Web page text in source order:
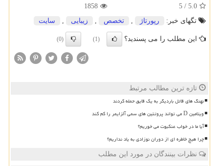
5.0
/
5
1858
تگهای خبر:
رپورتاژ تخصص زیبایی سایت
این مطلب را می پسندید؟ (1)
(0)
تازه ترین مطالب مرتبط
نهنگ های قاتل باردیگر به یک قایق حمله کردند
ویتامین D می تواند پروتئین های سمی آلزایمر را کم کند
آیا ما در خواب عنکبوت می خوریم؟
چرا هیچ خاطره ای از دوران نوزادی به یاد نداریم؟
نظرات بینندگان در مورد این مطلب